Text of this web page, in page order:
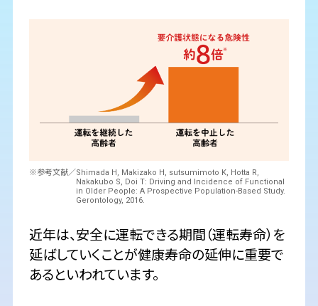
※参考文献／Shimada H, Makizako H, sutsumimoto K, Hotta R,
Nakakubo S, Doi T: Driving and Incidence of Functional
in Older People: A Prospective Population-Based Study.
Gerontology, 2016.
近年は、安全に運転できる期間（運転寿命）を
延ばしていくことが健康寿命の延伸に重要で
あるといわれています。